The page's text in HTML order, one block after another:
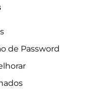
de Password